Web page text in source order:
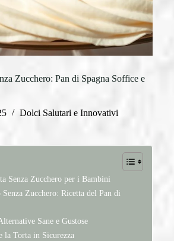
Zucchero: Pan di Spagna Soffice e
Dolci Salutari e Innovativi
Senza Zucchero per i Bambini
Zucchero: Ricetta del Pan di
Sane e Gustose
la Torta in Sicurezza